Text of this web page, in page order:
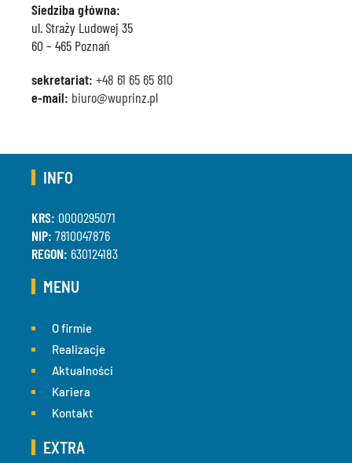
Siedziba główna:
ul. Straży Ludowej 35
60 – 465 Poznań
sekretariat: +48 61 65 65 810
e-mail: biuro@wuprinz.pl
INFO
KRS: 0000295071
NIP: 7810047876
REGON: 630124183
MENU
O firmie
Realizacje
Aktualności
Kariera
Kontakt
EXTRA